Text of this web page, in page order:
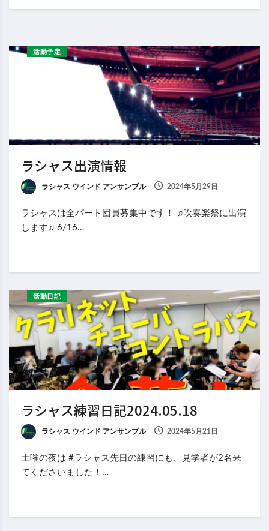
活動予定
ラシャス出演情報
ラシャス ウインド アンサンブル 2024年5月29日
ラシャスは全パート団員募集中です！ ♫吹奏楽祭に出演
します♫ 6/16…
活動日記
ラシャス練習日記2024.05.18
ラシャス ウインド アンサンブル 2024年5月21日
土曜の夜は #ラシャス先日の練習にも、見学者が2名来
てくださいました！…